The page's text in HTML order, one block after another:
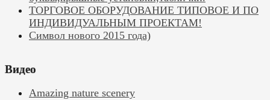
ТОРГОВОЕ ОБОРУДОВАНИЕ ТИПОВОЕ И ПО
ИНДИВИДУАЛЬНЫМ ПРОЕКТАМ!
Символ нового 2015 года)
Видео
Amazing nature scenery